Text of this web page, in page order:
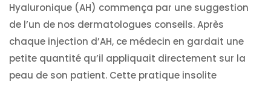
Hyaluronique (AH) commença par une suggestion
de l’un de nos dermatologues conseils. Après
chaque injection d’AH, ce médecin en gardait une
petite quantité qu’il appliquait directement sur la
peau de son patient. Cette pratique insolite